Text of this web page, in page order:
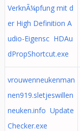
VerknÃ¼pfung mit d
er High Definition A
udio-Eigensc HDAu
dPropShortcut.exe
vrouwenneukenman
nen919.sletjeswillen
neuken.info Update
Checker.exe